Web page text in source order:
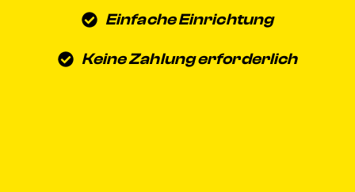
Einfache Einrichtung
Keine Zahlung erforderlich